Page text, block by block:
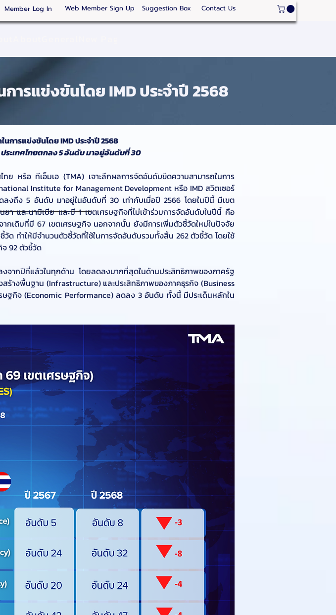
Member Log In Web Member Sign Up Suggestion Box Contact Us
การแข่งขันโดย IMD ประจำปี 2568
ประเทศไทยตกลง 5 อันดับ มาอยู่อันดับที่ 30
ย หรือ ทีเอ็มเอ (TMA) เจาะลึกผลการจัดอันดับขีดความสามารถในการ
Institute for Management Development หรือ IMD สวิตเซอร์
ลงถึง 5 อันดับ มาอยู่ในอันดับที่ 30 เท่ากับเมื่อปี 2566 โดยในปีนี้ มีเขต
และนามิเบีย และมี 1 เขตเศรษฐกิจที่ไม่เข้าร่วมการจัดอันดับในปีนี้ คือ
กเดิมที่มี 67 เขตเศรษฐกิจ นอกจากนั้น ยังมีการเพิ่มตัวชี้วัดใหม่ในปัจจัย
ด ทำให้มีจำนวนตัวชี้วัดที่ใช้ในการจัดอันดับรวมทั้งสิ้น 262 ตัวชี้วัด โดยใช้
92 ตัวชี้วัด
กปีที่แล้วในทุกด้าน โดยลดลงมากที่สุดในด้านประสิทธิภาพของภาครัฐ
างพื้นฐาน (Infrastructure) และประสิทธิภาพของภาคธุรกิจ (Business
ฐกิจ (Economic Performance) ลดลง 3 อันดับ ทั้งนี้ มีประเด็นหลักใน
ารแข่งขันโดย IMD ประจำปี 2568